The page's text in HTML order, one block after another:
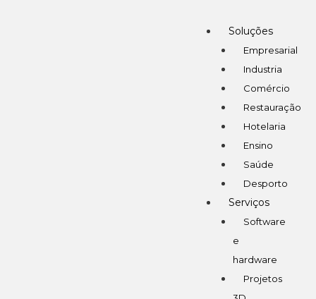
Soluções
Empresarial
Industria
Comércio
Restauração
Hotelaria
Ensino
Saúde
Desporto
Serviços
Software
e
hardware
Projetos